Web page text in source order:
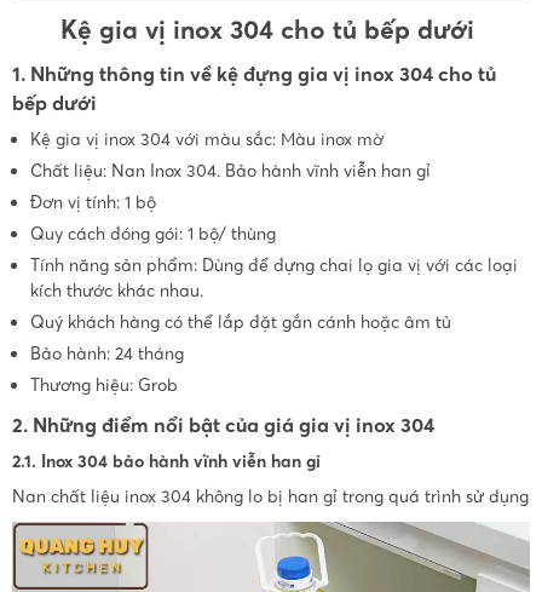
Kệ gia vị inox 304 cho tủ bếp dưới
1. Những thông tin về kệ đựng gia vị inox 304 cho tủ
bếp dưới
Kệ gia vị inox 304 với màu sắc: Màu inox mờ
Chất liệu: Nan Inox 304. Bảo hành vĩnh viễn han gỉ
Đơn vị tính: 1 bộ
Quy cách đóng gói: 1 bộ/ thùng
Tính năng sản phẩm: Dùng để đựng chai lọ gia vị với các loại
kích thước khác nhau.
Quý khách hàng có thể lắp đặt gắn cánh hoặc âm tủ
Bảo hành: 24 tháng
Thương hiệu: Grob
2. Những điểm nổi bật của giá gia vị inox 304
2.1. Inox 304 bảo hành vĩnh viễn han gỉ
Nan chất liệu inox 304 không lo bị han gỉ trong quá trình sử dụng